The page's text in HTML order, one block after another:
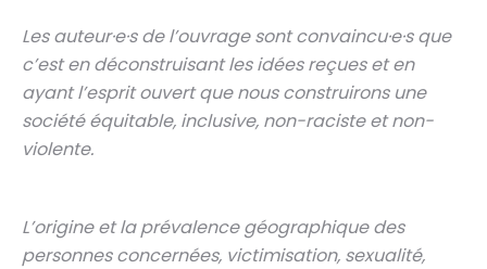
Les auteur·e·s de l’ouvrage sont convaincu·e·s que
c’est en déconstruisant les idées reçues et en
ayant l’esprit ouvert que nous construirons une
société équitable, inclusive, non-raciste et non-
violente.
L’origine et la prévalence géographique des
personnes concernées, victimisation, sexualité,